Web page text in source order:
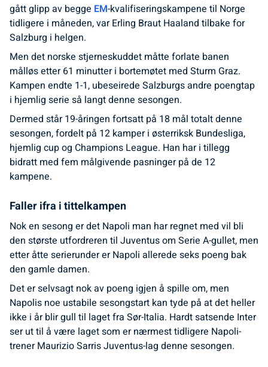
gått glipp av begge EM-kvalifiseringskampene til Norge
tidligere i måneden, var Erling Braut Haaland tilbake for
Salzburg i helgen.
Men det norske stjerneskuddet måtte forlate banen
målløs etter 61 minutter i bortemøtet med Sturm Graz.
Kampen endte 1-1, ubeseirede Salzburgs andre poengtap
i hjemlig serie så langt denne sesongen.
Dermed står 19-åringen fortsatt på 18 mål totalt denne
sesongen, fordelt på 12 kamper i østerriksk Bundesliga,
hjemlig cup og Champions League. Han har i tillegg
bidratt med fem målgivende pasninger på de 12
kampene.
Faller ifra i tittelkampen
Nok en sesong er det Napoli man har regnet med vil bli
den største utfordreren til Juventus om Serie A-gullet, men
etter åtte serierunder er Napoli allerede seks poeng bak
den gamle damen.
Det er selvsagt nok av poeng igjen å spille om, men
Napolis noe ustabile sesongstart kan tyde på at det heller
ikke i år blir gull til laget fra Sør-Italia. Hardt satsende Inter
ser ut til å være laget som er nærmest tidligere Napoli-
trener Maurizio Sarris Juventus-lag denne sesongen.